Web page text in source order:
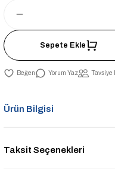
Sepete Ekle
Yorum Yaz Tavsiye
Ürün Bilgisi
Taksit Seçenekleri